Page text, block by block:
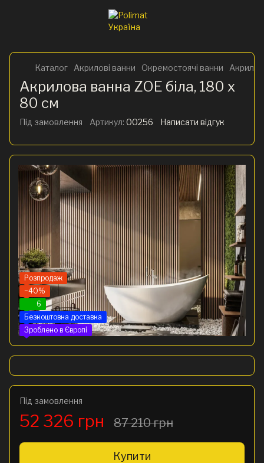
Каталог Акрилові ванни Окремостоячі ванни
Акрилова ванна ZOE біла, 180 x
80 см
Під замовлення Артикул: 00256 Написати відгук
Розпродаж
−40%
6
Безкоштовна доставка
Зроблено в Європі
Під замовлення
52 326 грн 87 210 грн
Купити